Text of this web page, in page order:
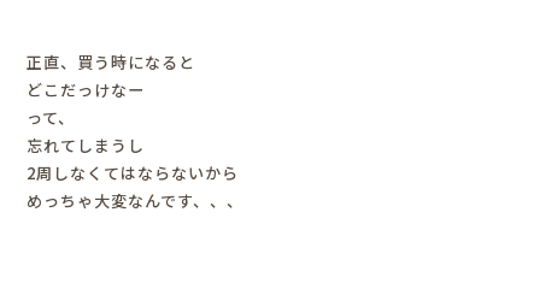
正直、買う時になると
どこだっけなー
って、
忘れてしまうし
2周しなくてはならないから
めっちゃ大変なんです、、、